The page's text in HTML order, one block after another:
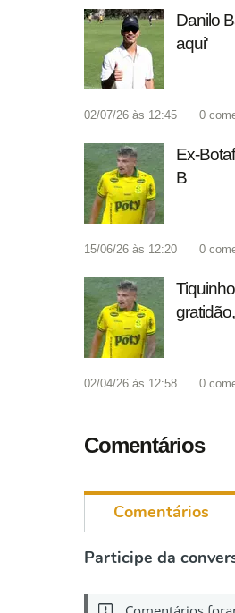
Danilo
aqui'
02/07/26 às 12:45 0
Ex-
B
15/06/26 às 12:20 0
02/04/26 às 12:58 0
Comentários